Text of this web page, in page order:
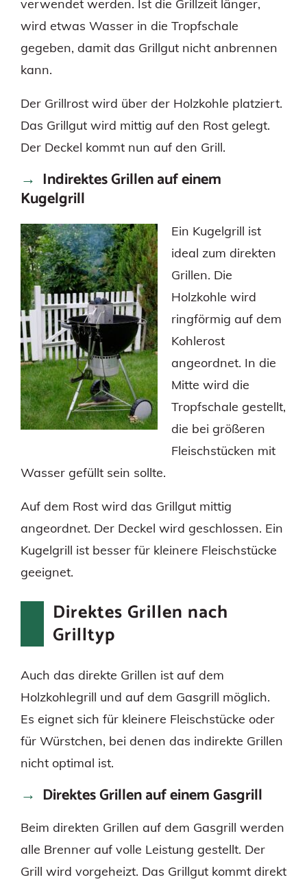
verwendet werden. Ist die Grillzeit länger,
wird etwas Wasser in die Tropfschale
gegeben, damit das Grillgut nicht anbrennen
kann.
Der Grillrost wird über der Holzkohle platziert.
Das Grillgut wird mittig auf den Rost gelegt.
Der Deckel kommt nun auf den Grill.
Indirektes Grillen auf einem
Kugelgrill
Ein Kugelgrill ist
ideal zum direkten
Grillen. Die
Holzkohle wird
ringförmig auf dem
Kohlerost
angeordnet. In die
Mitte wird die
Tropfschale gestellt,
die bei größeren
Fleischstücken mit
Wasser gefüllt sein sollte.
Auf dem Rost wird das Grillgut mittig
angeordnet. Der Deckel wird geschlossen. Ein
Kugelgrill ist besser für kleinere Fleischstücke
geeignet.
Direktes Grillen nach
Grilltyp
Auch das direkte Grillen ist auf dem
Holzkohlegrill und auf dem Gasgrill möglich.
Es eignet sich für kleinere Fleischstücke oder
für Würstchen, bei denen das indirekte Grillen
nicht optimal ist.
Direktes Grillen auf einem Gasgrill
Beim direkten Grillen auf dem Gasgrill werden
alle Brenner auf volle Leistung gestellt. Der
Grill wird vorgeheizt. Das Grillgut kommt direkt